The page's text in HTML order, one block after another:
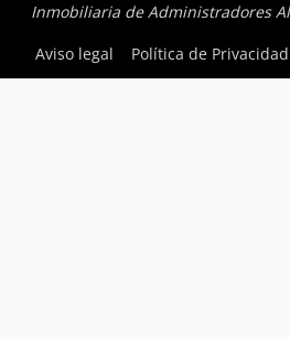
Inmobiliaria de Administradores
Aviso legal
Política de Privacidad